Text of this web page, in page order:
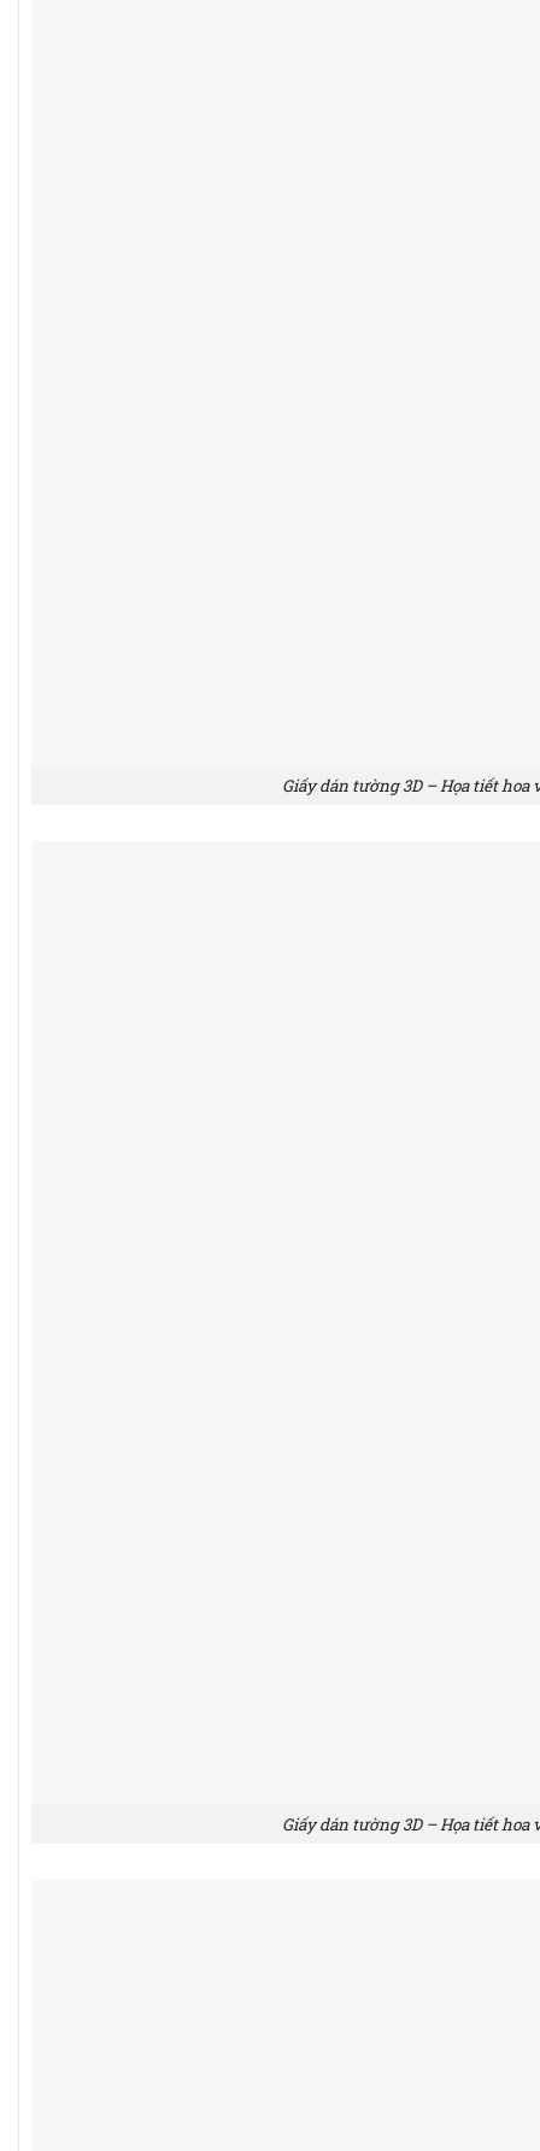
Giấy dán tường 3D – Họa tiết
Giấy dán tường 3D – Họa tiết